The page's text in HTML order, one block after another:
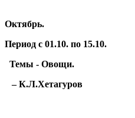
Октябрь.
Период с 01.10. по 15.10.
Темы - Овощи.
– К.Л.Хетагуров